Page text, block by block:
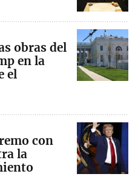
obras del
en la
el
con
la